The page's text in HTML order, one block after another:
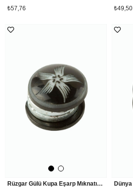
₺57,76
₺49,50
Rüzgar Gülü Kupa Eşarp Mıknatısı 1 Adet